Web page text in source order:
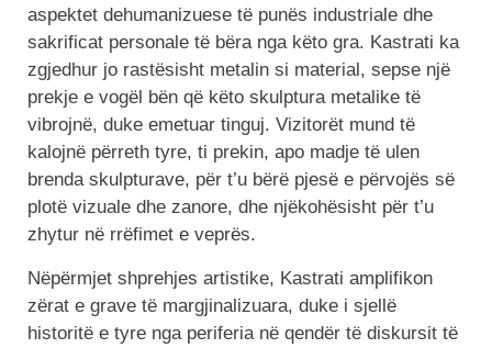
aspektet dehumanizuese të punës industriale dhe
sakrificat personale të bëra nga këto gra. Kastrati ka
zgjedhur jo rastësisht metalin si material, sepse një
prekje e vogël bën që këto skulptura metalike të
vibrojnë, duke emetuar tinguj. Vizitorët mund të
kalojnë përreth tyre, ti prekin, apo madje të ulen
brenda skulpturave, për t’u bërë pjesë e përvojës së
plotë vizuale dhe zanore, dhe njëkohësisht për t’u
zhytur në rrëfimet e veprës.
Nëpërmjet shprehjes artistike, Kastrati amplifikon
zërat e grave të margjinalizuara, duke i sjellë
historitë e tyre nga periferia në qendër të diskursit të